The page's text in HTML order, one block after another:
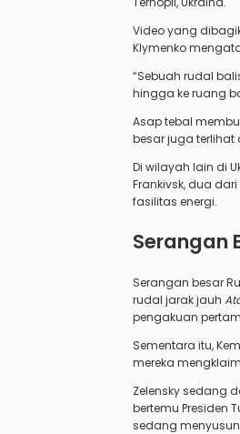
Video yang
Klymenko
“Sebuah rudal
hingga ke ruang
Asap tebal
besar juga terlihat
Di wilayah lain di
Frankivsk, dua
fasilitas energi.
Serangan
Serangan besar
rudal jarak jauh
pengakuan
Sementara itu,
mereka
Zelensky sedang
bertemu Presiden
sedang